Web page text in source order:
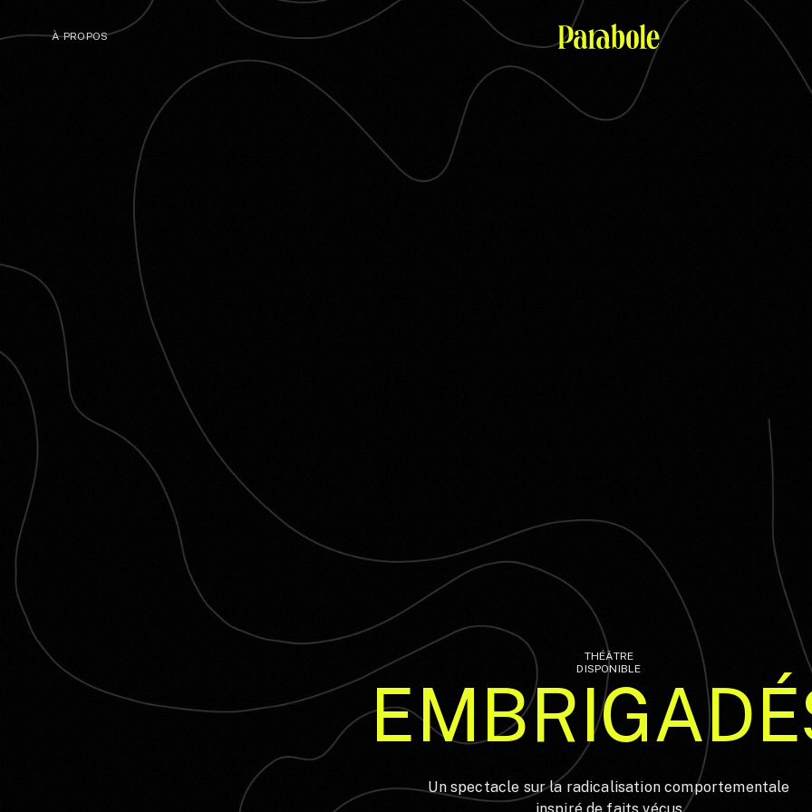
À PROPOS
THÉÂTRE
DISPONIBLE
Un spectacle sur la radicalisation comportementale